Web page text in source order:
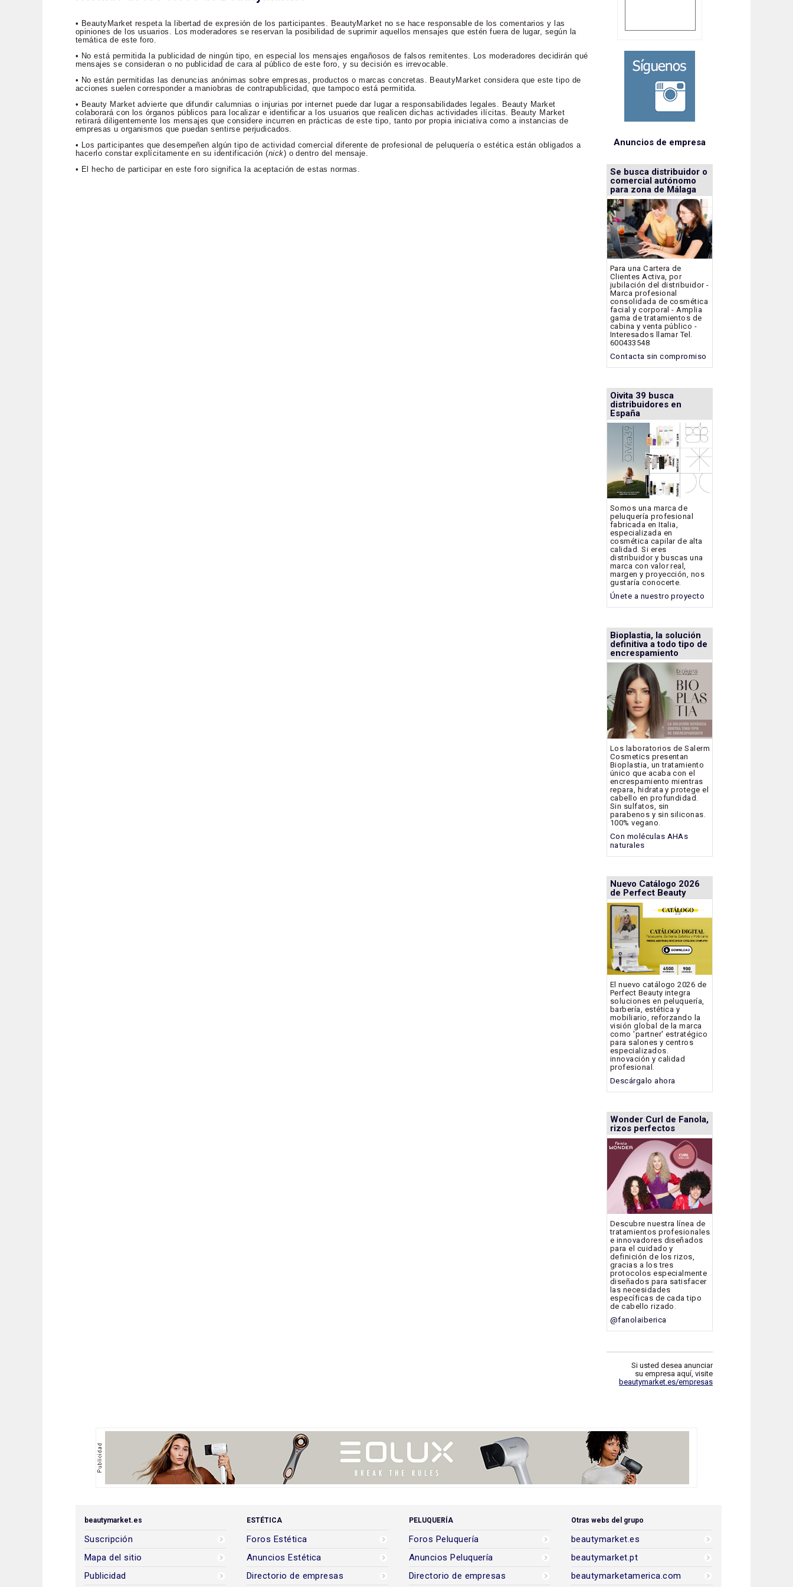
• BeautyMarket respeta la libertad de expresión de los participantes. BeautyMarket no se hace responsable de los comentarios y las
opiniones de los usuarios. Los moderadores se reservan la posibilidad de suprimir aquellos mensajes que estén fuera de lugar, según la
temática de este foro.
• No está permitida la publicidad de ningún tipo, en especial los mensajes engañosos de falsos remitentes. Los moderadores decidirán qué
mensajes se consideran o no publicidad de cara al público de este foro, y su decisión es irrevocable.
• No están permitidas las denuncias anónimas sobre empresas, productos o marcas concretas. BeautyMarket considera que este tipo de
acciones suelen corresponder a maniobras de contrapublicidad, que tampoco está permitida.
• Beauty Market advierte que difundir calumnias o injurias por internet puede dar lugar a responsabilidades legales. Beauty Market
colaborará con los órganos públicos para localizar e identificar a los usuarios que realicen dichas actividades ilícitas. Beauty Market
retirará diligentemente los mensajes que considere incurren en prácticas de este tipo, tanto por propia iniciativa como a instancias de
empresas u organismos que puedan sentirse perjudicados.
• Los participantes que desempeñen algún tipo de actividad comercial diferente de profesional de peluquería o estética están obligados a
hacerlo constar explícitamente en su identificación (nick) o dentro del mensaje.
• El hecho de participar en este foro significa la aceptación de estas normas.
Anuncios de empresa
Se busca distribuidor o
comercial autónomo
para zona de Málaga
Para una Cartera de
Clientes Activa, por
jubilación del distribuidor -
Marca profesional
consolidada de cosmética
facial y corporal - Amplia
gama de tratamientos de
cabina y venta público -
Interesados llamar Tel.
600433548
Contacta sin compromiso
Oivita 39 busca
distribuidores en
España
Somos una marca de
peluquería profesional
fabricada en Italia,
especializada en
cosmética capilar de alta
calidad. Si eres
distribuidor y buscas una
marca con valor real,
margen y proyección, nos
gustaría conocerte.
Únete a nuestro proyecto
Bioplastia, la solución
definitiva a todo tipo de
encrespamiento
Los laboratorios de Salerm
Cosmetics presentan
Bioplastia, un tratamiento
único que acaba con el
encrespamiento mientras
repara, hidrata y protege el
cabello en profundidad.
Sin sulfatos, sin
parabenos y sin siliconas.
100% vegano.
Con moléculas AHAs
naturales
Nuevo Catálogo 2026
de Perfect Beauty
El nuevo catálogo 2026 de
Perfect Beauty integra
soluciones en peluquería,
barbería, estética y
mobiliario, reforzando la
visión global de la marca
como 'partner' estratégico
para salones y centros
especializados.
innovación y calidad
profesional.
Descárgalo ahora
Wonder Curl de Fanola,
rizos perfectos
Descubre nuestra línea de
tratamientos profesionales
e innovadores diseñados
para el cuidado y
definición de los rizos,
gracias a los tres
protocolos especialmente
diseñados para satisfacer
las necesidades
específicas de cada tipo
de cabello rizado.
@fanolaiberica
Si usted desea anunciar
su empresa aquí, visite
beautymarket.es/empresas
beautymarket.es
Suscripción
Mapa del sitio
Publicidad
ESTÉTICA
Foros Estética
Anuncios Estética
Directorio de empresas
PELUQUERÍA
Foros Peluquería
Anuncios Peluquería
Directorio de empresas
Otras webs del grupo
beautymarket.es
beautymarket.pt
beautymarketamerica.com